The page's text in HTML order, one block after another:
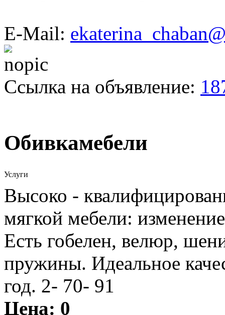
E-Mail:
Ссылка на объявление:
Обивкамебели
Услуги
Высоко -
мягкой мебели:
Есть гобелен, велюр,
пружины. Идеальное
год. 2- 70- 91
Цена: 0